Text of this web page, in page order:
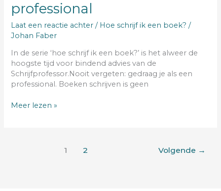
professional
Laat een reactie achter / Hoe schrijf ik een boek? /
Johan Faber
In de serie ‘hoe schrijf ik een boek?’ is het alweer de
hoogste tijd voor bindend advies van de
Schrijfprofessor.Nooit vergeten: gedraag je als een
professional. Boeken schrijven is geen
Meer lezen »
1 2 Volgende →